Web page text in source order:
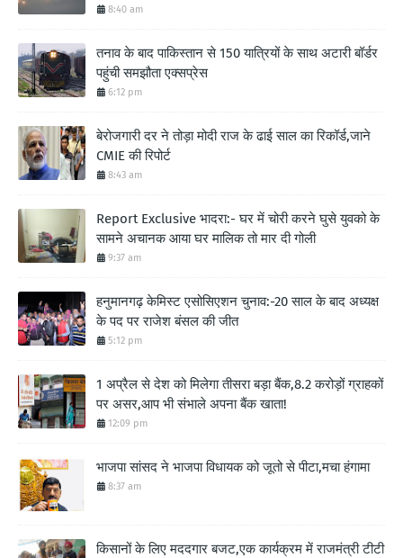
8:40 am
तनाव के बाद पाकिस्तान से 150 यात्रियों के साथ अटारी बॉर्डर
पहुंची समझौता एक्सप्रेस
6:12 pm
बेरोजगारी दर ने तोड़ा मोदी राज के ढाई साल का रिकॉर्ड,जाने
CMIE की रिपोर्ट
8:43 am
Report Exclusive भादरा:- घर में चोरी करने घुसे युवको के
सामने अचानक आया घर मालिक तो मार दी गोली
9:37 am
हनुमानगढ़ केमिस्ट एसोसिएशन चुनाव:-20 साल के बाद अध्यक्ष
के पद पर राजेश बंसल की जीत
5:12 pm
1 अप्रैल से देश को मिलेगा तीसरा बड़ा बैंक,8.2 करोड़ों ग्राहकों
पर असर,आप भी संभाले अपना बैंक खाता!
12:09 pm
भाजपा सांसद ने भाजपा विधायक को जूतो से पीटा,मचा हंगामा
8:37 am
किसानों के लिए मददगार बजट,एक कार्यक्रम में राजमंत्री टीटी